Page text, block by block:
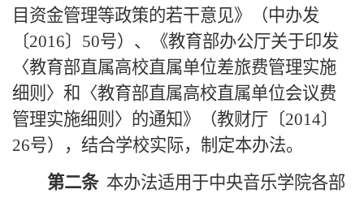
目资金管理等政策的若干意见》（中办发
〔2016〕 50号）、《教育部办公厅关于印发
〈教育部直属高校直属单位差旅费管理实施
细则〉和〈教育部直属高校直属单位会议费
管理实施细则〉的通知》（教财厅〔2014〕
26号），结合学校实际，制定本办法。
第二条 本办法适用于中央音乐学院各部